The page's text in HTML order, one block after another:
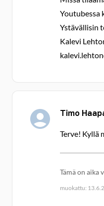
Youtubessa
Ystävällisin
Kalevi
Timo
Terve! Kyllä
Tämä on aika
muokattu: